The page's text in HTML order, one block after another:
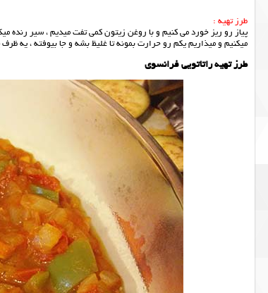
طرز تهیه :
پیاز رو ریز خورد می کنیم و با روغن زیتون کمی تفت میدیم ، سیر رنده
میکنیم و میذاریم یکم رو حرارت بمونه تا غلیظ بشه و جا بیوفته ، یه
طرز تهیه راتاتویی فرانسوی